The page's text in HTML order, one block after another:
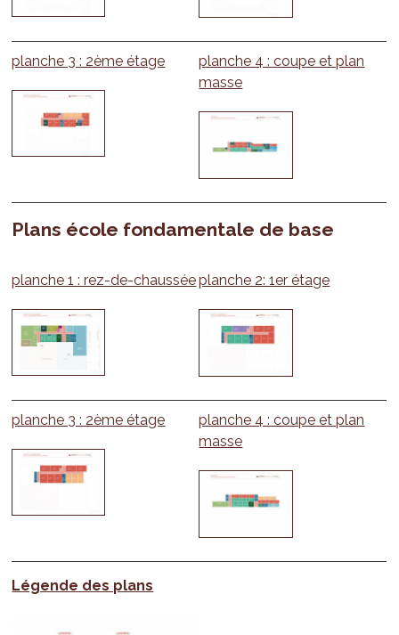
planche 3 : 2ème étage
planche 4 : coupe et plan
masse
Plans école fondamentale de base
planche 1 : rez-de-chausséeplanche 2: 1er étage
planche 3 : 2ème étage
planche 4 : coupe et plan
masse
Légende des plans